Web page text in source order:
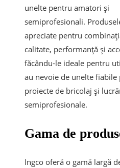
unelte pentru amatori și
semiprofesionali.
apreciate pentru
calitate, performanță și
făcându-le ideale pentru
au nevoie de unelte
proiecte de bricolaj și
semiprofesionale.
Gama de
Ingco oferă o gamă largă